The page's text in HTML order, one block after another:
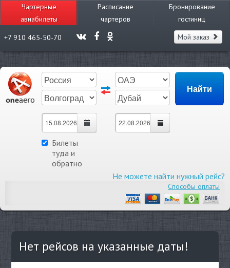
Чартерные
авиабилеты
Расписание
чартеров
Бронирование
гостиниц
+7 910 465-50-70
Мой заказ
Билеты
туда и
обратно
Не можете найти нужный рейс?
Способы оплаты
Нет рейсов на указанные даты!